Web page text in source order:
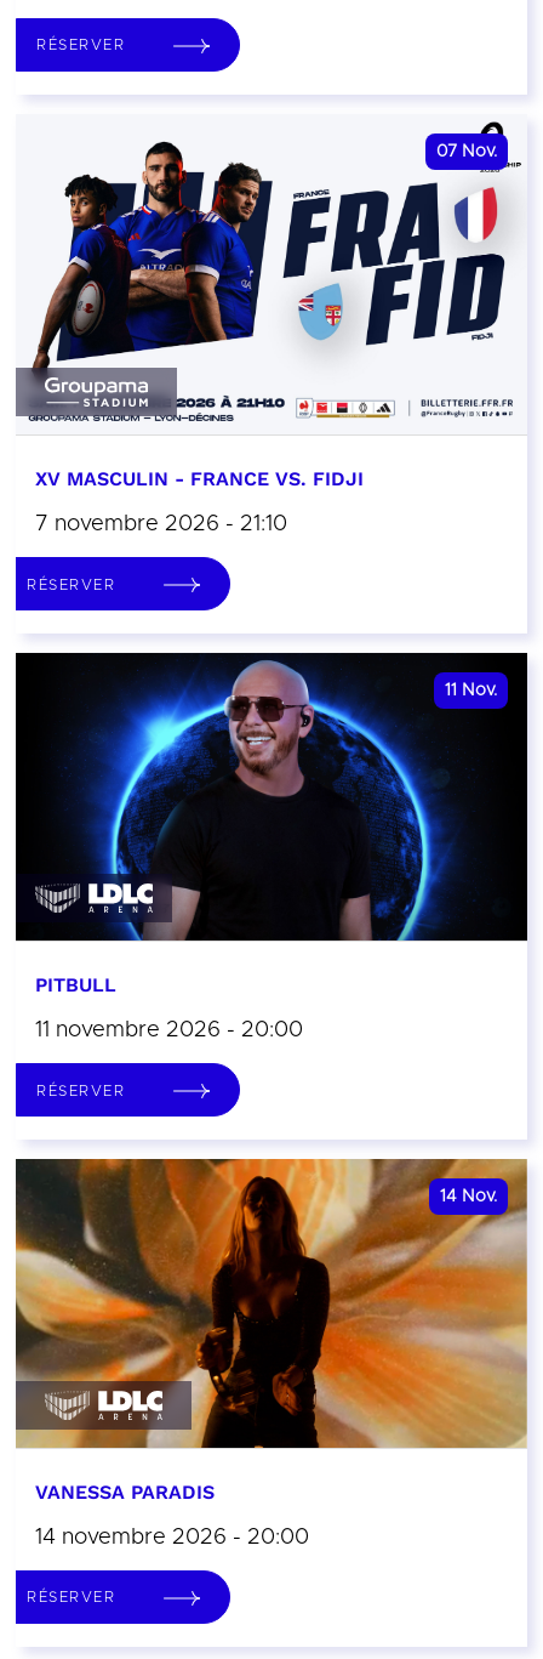
RÉSERVER
07 Nov.
XV MASCULIN - FRANCE VS. FIDJI
7 novembre 2026 - 21:10
RÉSERVER
11 Nov.
PITBULL
11 novembre 2026 - 20:00
RÉSERVER
14 Nov.
VANESSA PARADIS
14 novembre 2026 - 20:00
RÉSERVER